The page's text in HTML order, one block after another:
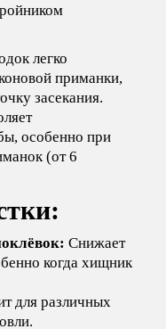
легко
приманки,
засекания.
особенно при
(от 6
Снижает
когда хищник
для различных